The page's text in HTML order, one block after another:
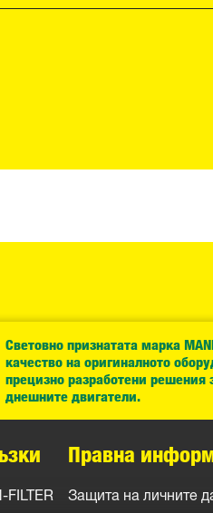
Световно признатата марка
качество на оригиналното
прецизно разработени решения
днешните двигатели.
FILTER
Правна
Защита на личните